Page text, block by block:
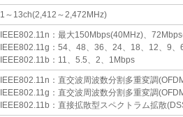
1～13ch(2,412～2,472MHz)
IEEE802.11n：最大150Mbps(40MHz)、
IEEE802.11g：54、48、36、24、18、12、9、
IEEE802.11b：11、5.5、2、1Mbps
IEEE802.11n：直交波周波数分割多重変調
IEEE802.11g：直交波周波数分割多重変調
IEEE802.11b：直接拡散型スペクトラム拡散